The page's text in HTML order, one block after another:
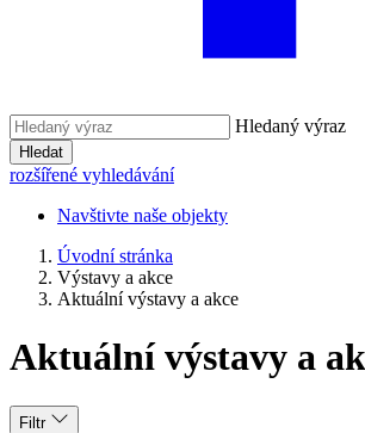
Hledaný výraz
Hledat
rozšířené vyhledávání
Navštivte naše objekty
Úvodní stránka
Výstavy a akce
Aktuální výstavy a akce
Aktuální výstavy a
Filtr